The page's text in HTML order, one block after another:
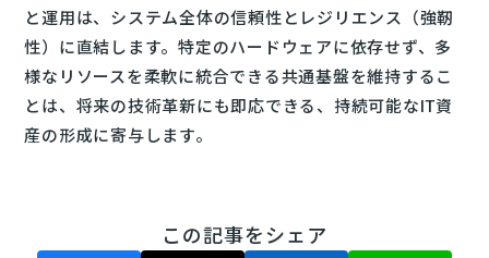
と運用は、システム全体の信頼性とレジリエンス（強靭
性）に直結します。特定のハードウェアに依存せず、多
様なリソースを柔軟に統合できる共通基盤を維持するこ
とは、将来の技術革新にも即応できる、持続可能なIT資
産の形成に寄与します。
この記事をシェア